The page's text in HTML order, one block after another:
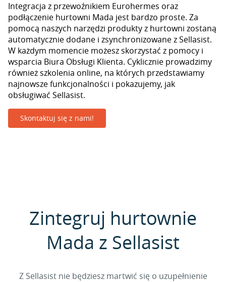
Integracja z przewoźnikiem Eurohermes oraz
podłączenie hurtowni Mada jest bardzo proste. Za
pomocą naszych narzędzi produkty z hurtowni zostaną
automatycznie dodane i zsynchronizowane z Sellasist.
W każdym momencie możesz skorzystać z pomocy i
wsparcia Biura Obsługi Klienta. Cyklicznie prowadzimy
również szkolenia online, na których przedstawiamy
najnowsze funkcjonalności i pokazujemy, jak
obsługiwać Sellasist.
Skontaktuj się z nami!
Zintegruj hurtownie
Mada z Sellasist
Z Sellasist nie będziesz martwić się o uzupełnienie